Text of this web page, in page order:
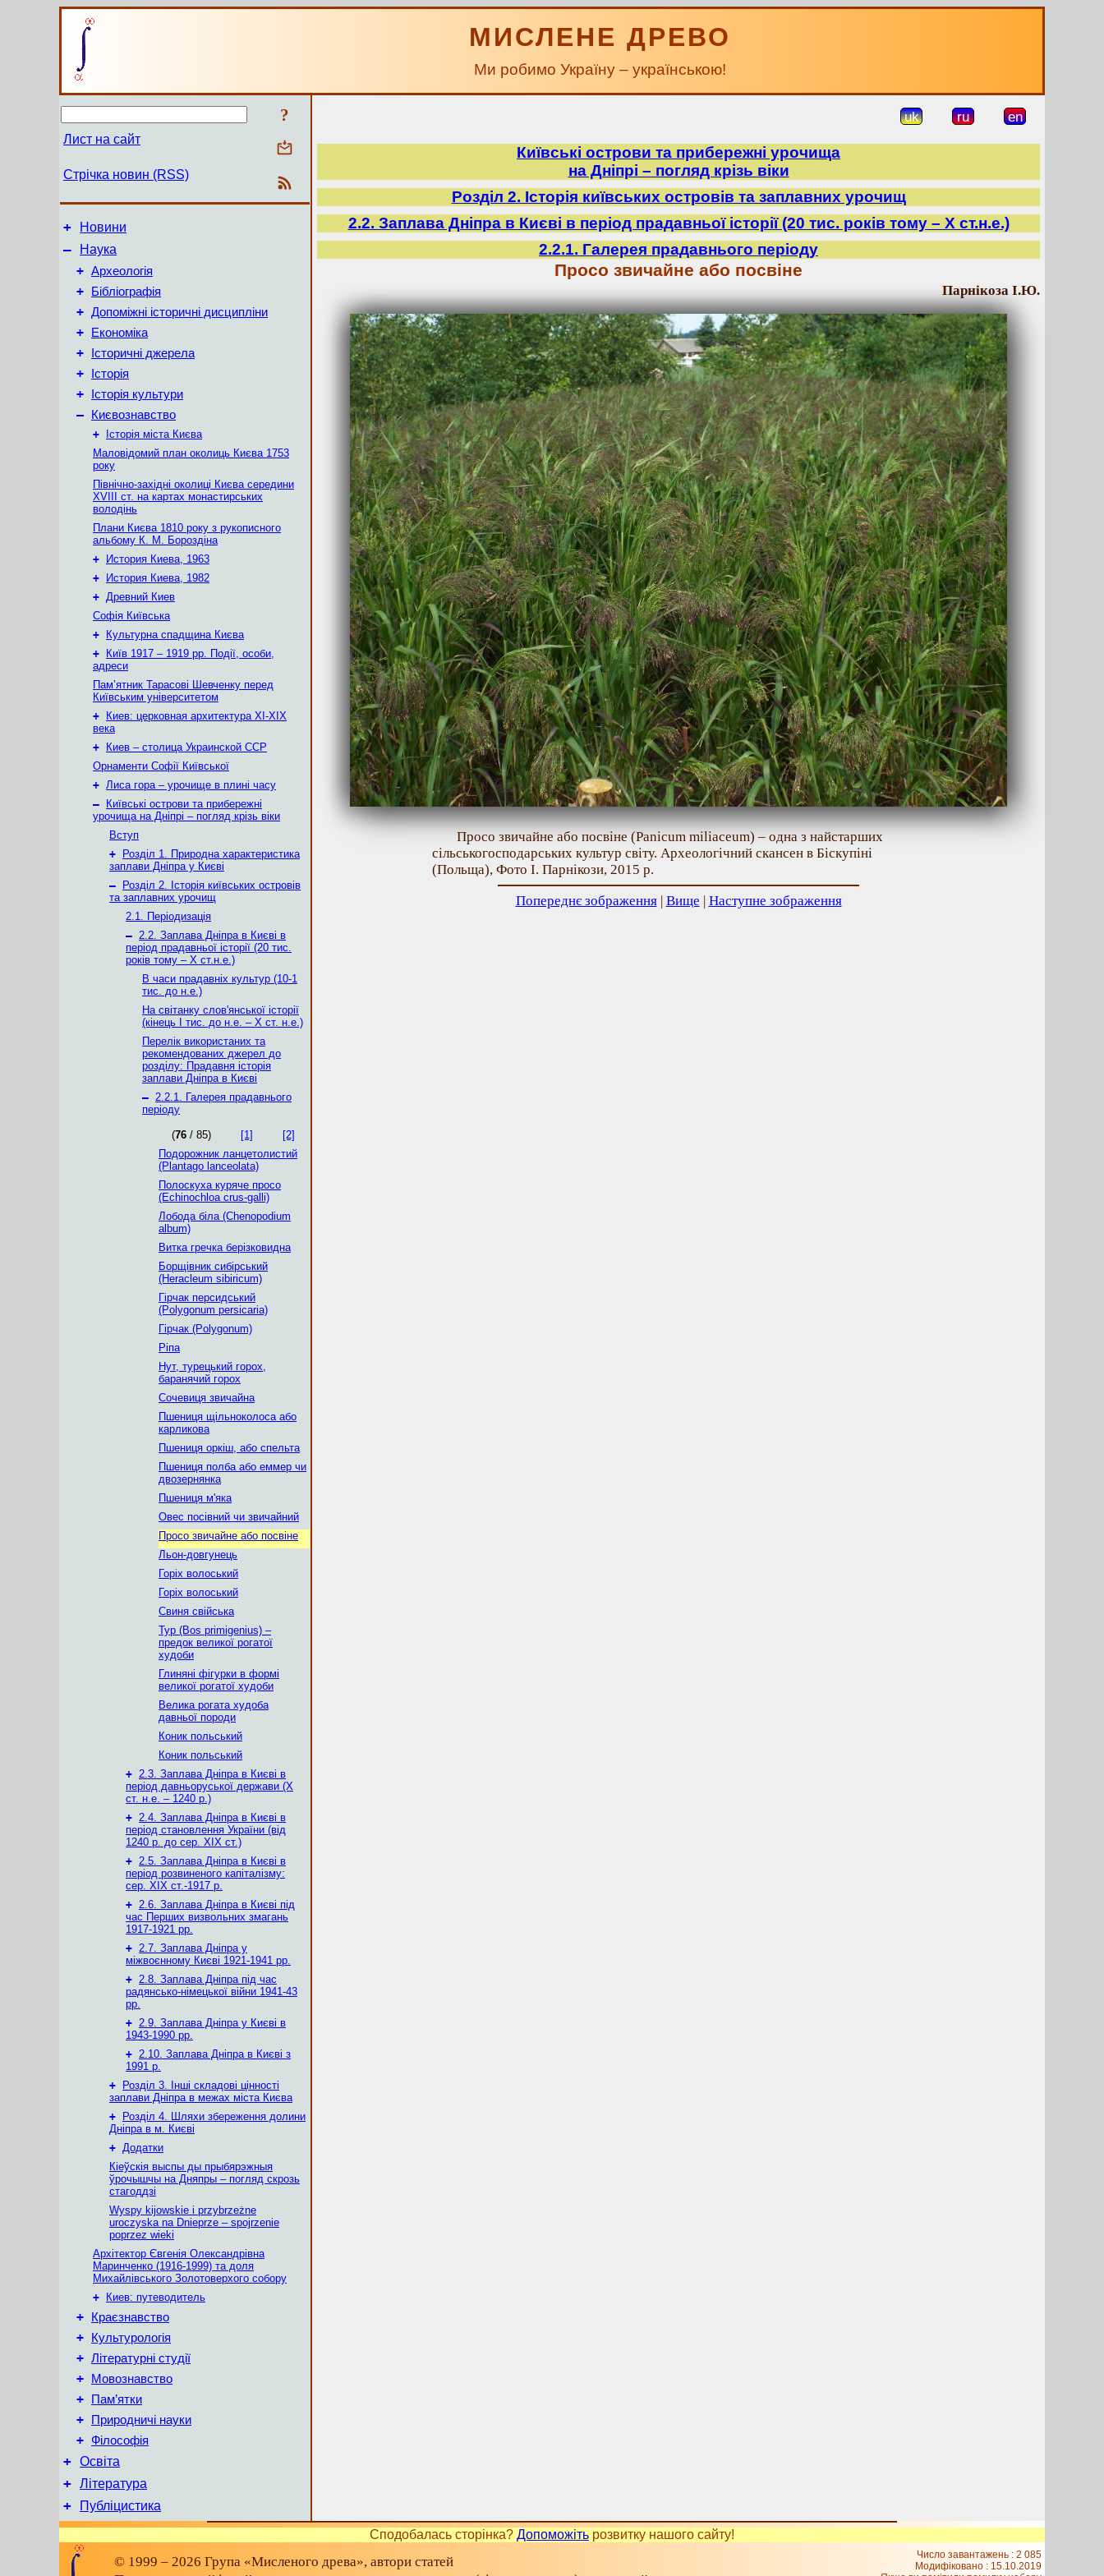
МИСЛЕНЕ ДРЕВО
Ми робимо Україну – українською!
?
Лист на сайт
Стрічка новин (RSS)
+ Новини
–
Наука
+ Археологія
+ Бібліографія
+ Допоміжні історичні дисципліни
+ Економіка
+ Історичні джерела
+ Історія
+ Історія культури
– Києвознавство
+
Історія міста Києва
Маловідомий план околиць Києва 1753
року
Північно-західні околиці Києва середини
XVIII ст. на картах монастирських
володінь
Плани Києва 1810 року з рукописного
альбому К. М. Бороздіна
+
История Киева, 1963
+
История Киева, 1982
+ Древний Киев
Софія Київська
+
Культурна спадщина Києва
+
Київ 1917 – 1919 рр. Події, особи,
адреси
Пам’ятник Тарасові Шевченку перед
Київським університетом
+
Киев: церковная архитектура XI-XIX
века
+
Киев – столица Украинской ССР
Орнаменти Софії Київської
+ Лиса гора – урочище в плині часу
–
Київські острови та прибережні
урочища на Дніпрі – погляд крізь віки
Вступ
+
Розділ 1. Природна характеристика
заплави Дніпра у Києві
–
Розділ 2. Історія київських островів
та заплавних урочищ
2.1. Періодизація
– 2.2. Заплава Дніпра в Києві в
період прадавньої історії (20 тис.
років тому – X ст.н.е.)
В часи прадавніх культур (10-1
тис. до н.е.)
На світанку слов'янської історії
(кінець І тис. до н.е. – X ст. н.е.)
Перелік використаних та
рекомендованих джерел до
розділу: Прадавня історія
заплави Дніпра в Києві
– 2.2.1. Галерея прадавнього
періоду
(76 / 85) [1]
[2]
Подорожник ланцетолистий
(Plantago lanceolata)
Полоскуха куряче просо
(Echinochloa crus-galli)
Лобода біла (Chenopodium
album)
Витка гречка берізковидна
Борщівник сибірський
(Heracleum sibiricum)
Гірчак персидський
(Polygonum persicaria)
Гірчак (Polygonum)
Ріпа
Нут, турецький горох,
баранячий горох
Сочевиця звичайна
Пшениця щільноколоса або
карликова
Пшениця оркіш, або спельта
Пшениця полба або еммер чи
двозернянка
Пшениця м'яка
Овес посівний чи звичайний
Просо звичайне або посвіне
Льон-довгунець
Горіх волоський
Горіх волоський
Свиня свійська
Тур (Bos primigenius) –
предок великої рогатої
худоби
Глиняні фігурки в формі
великої рогатої худоби
Велика рогата худоба
давньої породи
Коник польський
Коник польський
+ 2.3. Заплава Дніпра в Києві в
період давньоруської держави (Х
ст. н.е. – 1240 р.)
+ 2.4. Заплава Дніпра в Києві в
період становлення України (від
1240 р. до сер. ХІХ ст.)
+ 2.5. Заплава Дніпра в Києві в
період розвиненого капіталізму:
сер. ХІХ ст.-1917 р.
+ 2.6. Заплава Дніпра в Києві під
час Перших визвольних змагань
1917-1921 рр.
+ 2.7. Заплава Дніпра у
міжвоєнному Києві 1921-1941 рр.
+ 2.8. Заплава Дніпра під час
радянсько-німецької війни 1941-43
рр.
+ 2.9. Заплава Дніпра у Києві в
1943-1990 рр.
+ 2.10. Заплава Дніпра в Києві з
1991 р.
+
Розділ 3. Інші складові цінності
заплави Дніпра в межах міста Києва
+
Розділ 4. Шляхи збереження долини
Дніпра в м. Києві
+ Додатки
Кіеўскія выспы ды прыбярэжныя
ўрочышчы на Дняпры – погляд скрозь
стагоддзі
Wyspy kijowskie i przybrzeżne
uroczyska na Dnieprze – spojrzenie
poprzez wieki
Архітектор Євгенія Олександрівна
Маринченко (1916-1999) та доля
Михайлівського Золотоверхого собору
+
Киев: путеводитель
+ Краєзнавство
+ Культурологія
+ Літературні студії
+ Мовознавство
+ Пам’ятки
+ Природничі науки
+ Філософія
+ Освіта
+ Література
+ Публіцистика
uk ru en
Київські острови та прибережні урочища
на Дніпрі – погляд крізь віки
Розділ 2. Історія київських островів та заплавних урочищ
2.2. Заплава Дніпра в Києві в період прадавньої історії (20 тис. років тому – X ст.н.е.)
2.2.1. Галерея прадавнього періоду
Просо звичайне або посвіне
Парнікоза І.Ю.
Просо звичайне або посвіне (Panicum miliaceum) – одна з найстарших
сільськогосподарських культур світу. Археологічний скансен в Біскупіні
(Польща), Фото І. Парнікози, 2015 р.
Попереднє зображення| Вище | Наступне зображення
Сподобалась сторінка? Допоможіть розвитку нашого сайту!
© 1999 – 2026 Група «Мисленого древа», автори статей
Число завантажень : 2 085
Модифіковано : 15.10.2019